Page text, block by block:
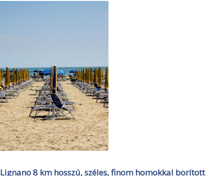
Lignano 8 km hosszú, széles, finom homokkal borított